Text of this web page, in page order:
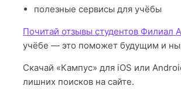
полезные сервисы для учёбы
Почитай отзывы студентов Филиал
учёбе — это поможет будущим и
Скачай «Кампус» для iOS или
лишних поисков на сайте.